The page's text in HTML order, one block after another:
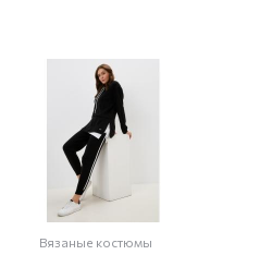
Вязаные костюмы